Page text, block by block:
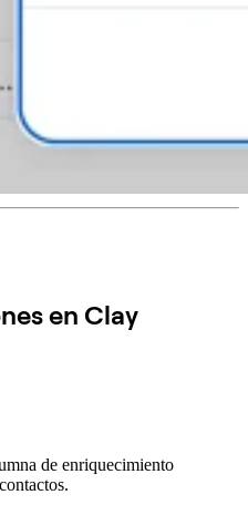
en Clay
de enriquecimiento